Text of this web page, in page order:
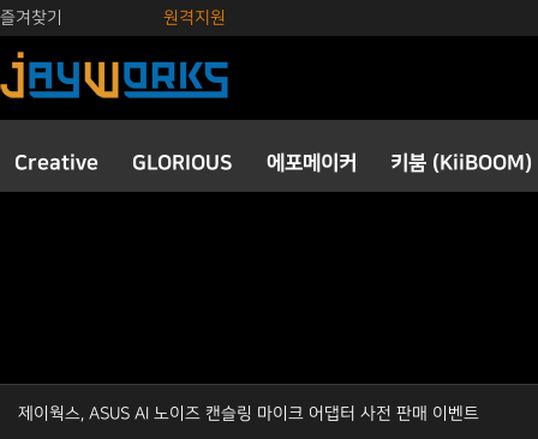
즐겨찾기 원격지원
Creative GLORIOUS 에포메이커 키붐 (KiiBOOM)
제이웍스, ASUS AI 노이즈 캔슬링 마이크 어댑터 사전 판매 이벤트